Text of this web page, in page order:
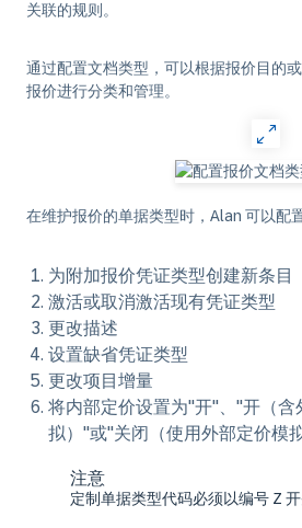
关联的规则。
通过配置文档类型，可以根据报价目的
报价进行分类和管理。
在维护报价的单据类型时，Alan 可以配
为附加报价凭证类型创建新条目
激活或取消激活现有凭证类型
更改描述
设置缺省凭证类型
更改项目增量
将内部定价设置为"开"、"开（含
拟）"或"关闭（使用外部定价模
注意
定制单据类型代码必须以编号 Z 开